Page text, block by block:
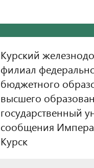
Курский
филиал
бюджетного
высшего
государственный
сообщения
Курск